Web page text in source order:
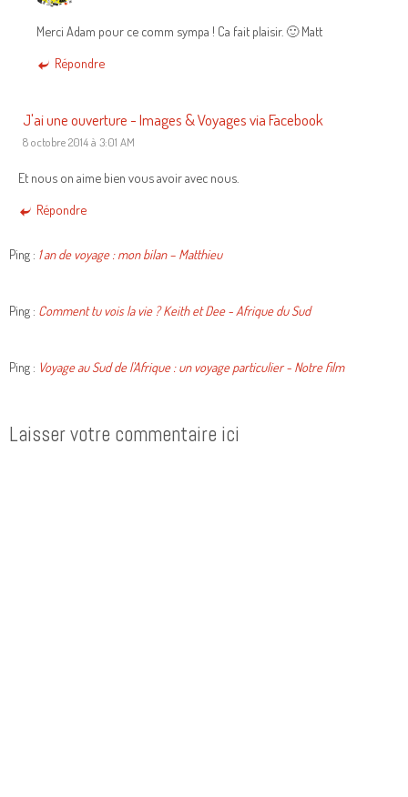
Merci Adam pour ce comm sympa ! Ca fait plaisir. 🙂 Matt
Répondre
J'ai une ouverture - Images & Voyages via Facebook
8 octobre 2014 à 3:01 AM
Et nous on aime bien vous avoir avec nous.
Répondre
Ping : 1 an de voyage : mon bilan – Matthieu
Ping : Comment tu vois la vie ? Keith et Dee - Afrique du Sud
Ping : Voyage au Sud de l'Afrique : un voyage particulier - Notre film
Laisser votre commentaire ici